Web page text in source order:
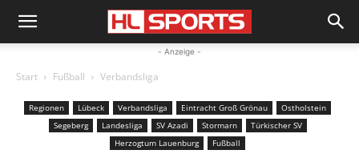
- Anzeige -
Start Fußball Verbandsliga
Regionen Lübeck Verbandsliga Eintracht Groß Grönau
Ostholstein
Segeberg
Landesliga SV Azadi Stormarn
Türkischer SV
Herzogtum Lauenburg
Fußball